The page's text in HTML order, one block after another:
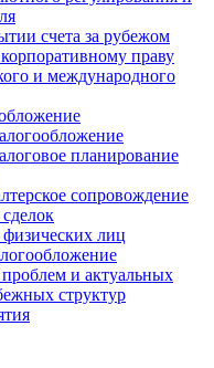
счета за рубежом
праву
и международного
планирование
сопровождение
лиц
и актуальных
структур